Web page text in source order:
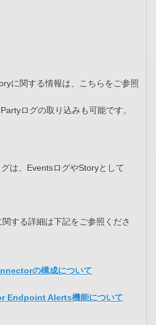
に関する情報は、こちらをご参照
ログの取り込みも可能です。
は、EventsログやStoryとして
する詳細は下記をご参照くださ
の構成について
Endpoint Alerts機能について